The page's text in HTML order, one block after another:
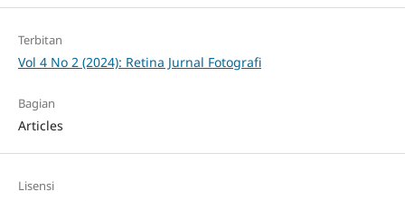
Terbitan
Vol 4 No 2 (2024): Retina Jurnal Fotografi
Bagian
Articles
Lisensi